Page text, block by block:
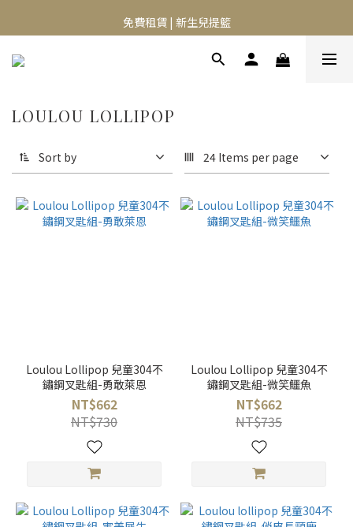
⭐️異膚救星 10天體驗活動⭐️
免費租賃 | 新生兒提籃
⭐️異膚救星 10天體驗活動⭐️
LOULOU LOLLIPOP
Sort by 24 Items per page
Loulou Lollipop 兒童304不
鏽鋼叉匙組-勇敢萊恩
NT$662
NT$730
Loulou Lollipop 兒童304不
鏽鋼叉匙組-微笑鱷魚
NT$662
NT$735